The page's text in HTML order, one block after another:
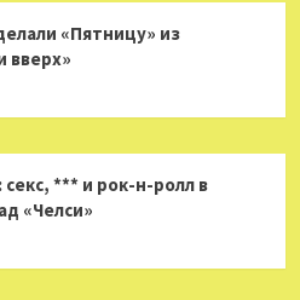
«Пятницу» из
вверх»
*** и рок-н-ролл в
«Челси»